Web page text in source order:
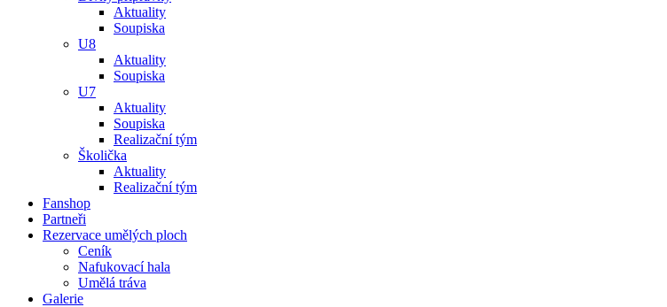
Aktuality
Soupiska
U8
Aktuality
Soupiska
U7
Aktuality
Soupiska
Realizační tým
Školička
Aktuality
Realizační tým
Fanshop
Partneři
Rezervace umělých ploch
Ceník
Nafukovací hala
Umělá tráva
Galerie